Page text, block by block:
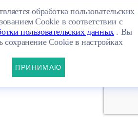
обработка пользовательских
Cookie в соответствии с
пользовательских данных. Вы
сохранение Cookie в настройках
ПРИНИМАЮ